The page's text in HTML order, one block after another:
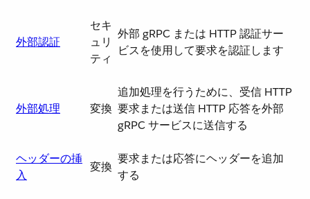
外部認証
セキ
ュリ
ティ
外部 gRPC または HTTP 認証サー
ビスを使用して要求を認証します
外部処理 変換
追加処理を行うために、受信 HTTP
要求または送信 HTTP 応答を外部
gRPC サービスに送信する
ヘッダーの挿
入
変換
要求または応答にヘッダーを追加
する